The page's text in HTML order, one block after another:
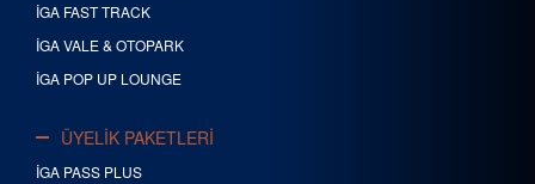
İGA FAST TRACK
İGA VALE & OTOPARK
İGA POP UP LOUNGE
ÜYELİK PAKETLERİ
İGA PASS PLUS